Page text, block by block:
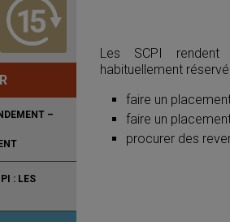
Les SCPI rendent
habituellement
faire un
faire un
procurer des
–
: LES